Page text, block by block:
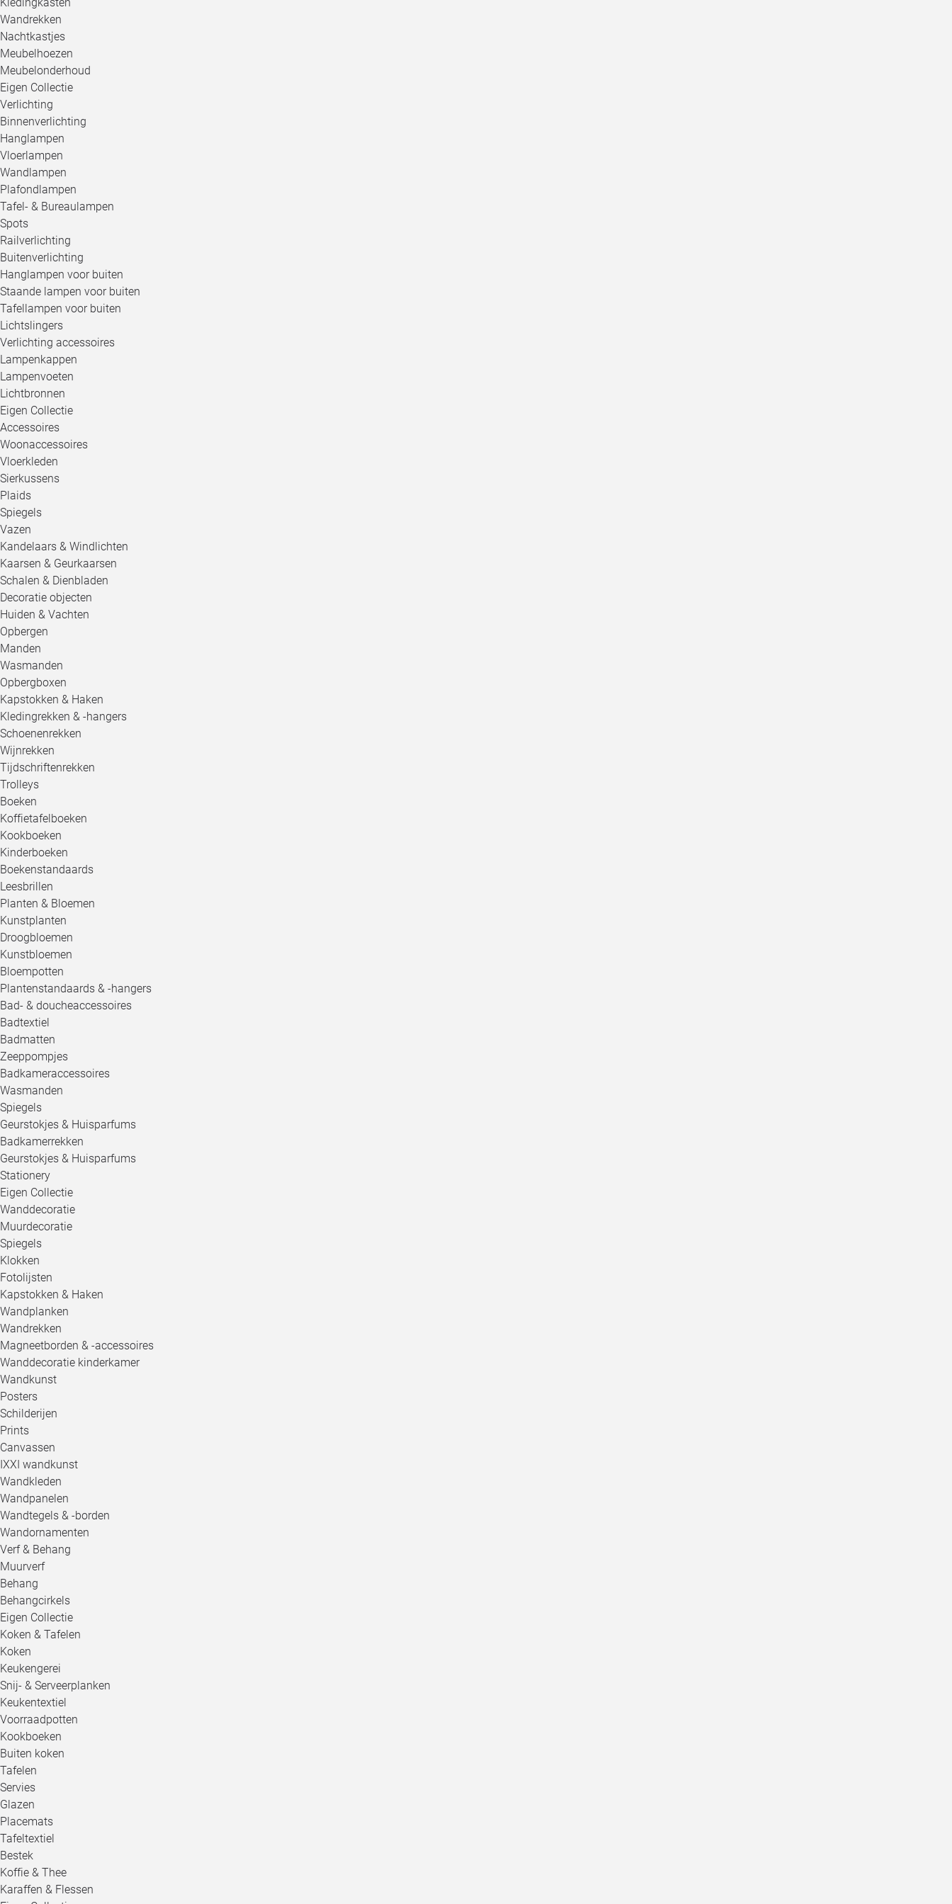
Wandrekken
Nachtkastjes
Meubelhoezen
Meubelonderhoud
Eigen Collectie
Verlichting
Binnenverlichting
Hanglampen
Vloerlampen
Wandlampen
Plafondlampen
Tafel- & Bureaulampen
Spots
Railverlichting
Buitenverlichting
Hanglampen voor buiten
Staande lampen voor buiten
Tafellampen voor buiten
Lichtslingers
Verlichting accessoires
Lampenkappen
Lampenvoeten
Lichtbronnen
Eigen Collectie
Accessoires
Woonaccessoires
Vloerkleden
Sierkussens
Plaids
Spiegels
Vazen
Kandelaars & Windlichten
Kaarsen & Geurkaarsen
Schalen & Dienbladen
Decoratie objecten
Huiden & Vachten
Opbergen
Manden
Wasmanden
Opbergboxen
Kapstokken & Haken
Kledingrekken & -hangers
Schoenenrekken
Wijnrekken
Tijdschriftenrekken
Trolleys
Boeken
Koffietafelboeken
Kookboeken
Kinderboeken
Boekenstandaards
Leesbrillen
Planten & Bloemen
Kunstplanten
Droogbloemen
Kunstbloemen
Bloempotten
Plantenstandaards & -hangers
Bad- & doucheaccessoires
Badtextiel
Badmatten
Zeeppompjes
Badkameraccessoires
Wasmanden
Spiegels
Geurstokjes & Huisparfums
Badkamerrekken
Geurstokjes & Huisparfums
Stationery
Eigen Collectie
Wanddecoratie
Muurdecoratie
Spiegels
Klokken
Fotolijsten
Kapstokken & Haken
Wandplanken
Wandrekken
Magneetborden & -accessoires
Wanddecoratie kinderkamer
Wandkunst
Posters
Schilderijen
Prints
Canvassen
IXXI wandkunst
Wandkleden
Wandpanelen
Wandtegels & -borden
Wandornamenten
Verf & Behang
Muurverf
Behang
Behangcirkels
Eigen Collectie
Koken & Tafelen
Koken
Keukengerei
Snij- & Serveerplanken
Keukentextiel
Voorraadpotten
Kookboeken
Buiten koken
Tafelen
Servies
Glazen
Placemats
Tafeltextiel
Bestek
Koffie & Thee
Karaffen & Flessen